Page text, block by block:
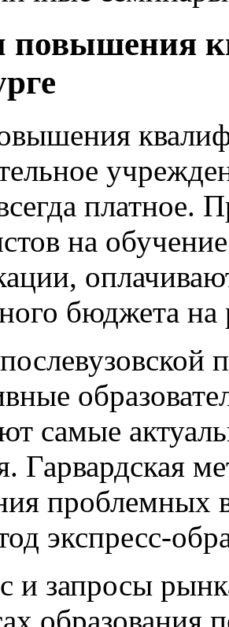
повышения
платное.
на
бюджета на
самые
Гарвардская
проблемных
экспресс-
и запросы
образования